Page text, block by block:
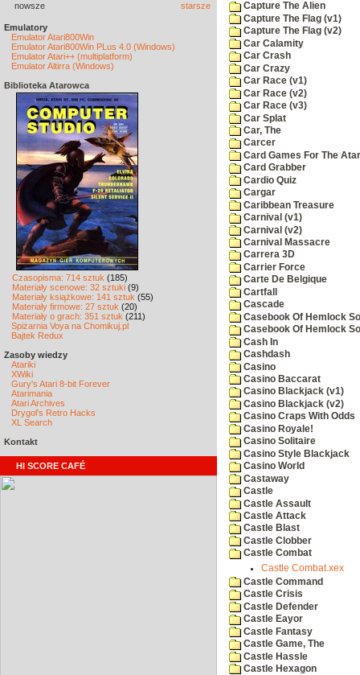
nowsze starsze
Emulatory
Emulator Atari800Win
Emulator Atari800Win PLus 4.0 (Windows)
Emulator Atari++ (multiplatform)
Emulator Altirra (Windows)
Biblioteka Atarowca
Czasopisma: 714 sztuk (185)
Materiały scenowe: 32 sztuki (9)
Materiały książkowe: 141 sztuk (55)
Materiały firmowe: 27 sztuk (20)
Materiały o grach: 351 sztuk (211)
Spiżarnia Voya na Chomikuj.pl
Bajtek Redux
Zasoby wiedzy
Atariki
XWiki
Gury's Atari 8-bit Forever
Atarimania
Atari Archives
Drygol's Retro Hacks
XL Search
Kontakt
HI SCORE CAFÉ
Capture The Alien
Capture The Flag (v1)
Capture The Flag (v2)
Car Calamity
Car Crash
Car Crazy
Car Race (v1)
Car Race (v2)
Car Race (v3)
Car Splat
Car, The
Carcer
Card Games For The
Card Grabber
Cardio Quiz
Cargar
Caribbean Treasure
Carnival (v1)
Carnival (v2)
Carnival Massacre
Carrera 3D
Carrier Force
Carte De Belgique
Cartfall
Cascade
Casebook Of Hemlock
Casebook Of Hemlock
Cash In
Cashdash
Casino
Casino Baccarat
Casino Blackjack (v1)
Casino Blackjack (v2)
Casino Craps With Odds
Casino Royale!
Casino Solitaire
Casino Style Blackjack
Casino World
Castaway
Castle
Castle Assault
Castle Attack
Castle Blast
Castle Clobber
Castle Combat
Castle Combat.xex
Castle Command
Castle Crisis
Castle Defender
Castle Eayor
Castle Fantasy
Castle Game, The
Castle Hassle
Castle Hexagon